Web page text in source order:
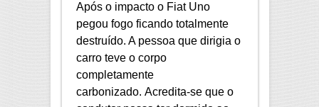
Após o impacto o Fiat Uno
pegou fogo ficando totalmente
destruído. A pessoa que dirigia o
carro teve o corpo
completamente
carbonizado. Acredita-se que o